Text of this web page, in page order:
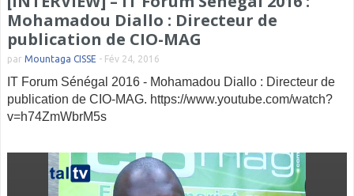
Mohamadou Diallo : Directeur de
publication de CIO-MAG
par Mountaga CISSE - Fév 24, 2016
IT Forum Sénégal 2016 - Mohamadou Diallo : Directeur de
publication de CIO-MAG. https://www.youtube.com/watch?
v=h74ZmWbrM5s